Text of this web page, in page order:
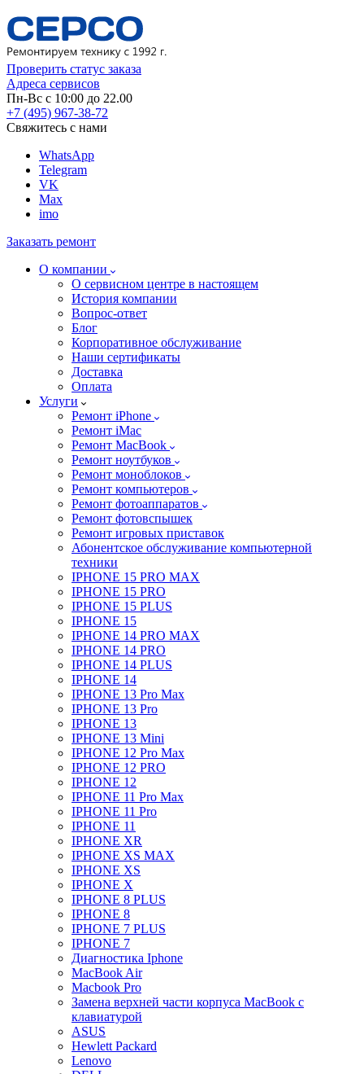
Проверить статус заказа
Адреса сервисов
Пн-Вс с 10:00 до 22.00
+7 (495) 967-38-72
Свяжитесь с нами
WhatsApp
Telegram
VK
Max
imo
Заказать ремонт
О компании
О сервисном центре в настоящем
История компании
Вопрос-ответ
Блог
Корпоративное обслуживание
Наши сертификаты
Доставка
Оплата
Услуги
Ремонт iPhone
Ремонт iMac
Ремонт MacBook
Ремонт ноутбуков
Ремонт моноблоков
Ремонт компьютеров
Ремонт фотоаппаратов
Ремонт фотовспышек
Ремонт игровых приставок
Абонентское обслуживание компьютерной
техники
IPHONE 15 PRO MAX
IPHONE 15 PRO
IPHONE 15 PLUS
IPHONE 15
IPHONE 14 PRO MAX
IPHONE 14 PRO
IPHONE 14 PLUS
IPHONE 14
IPHONE 13 Pro Max
IPHONE 13 Pro
IPHONE 13
IPHONE 13 Mini
IPHONE 12 Pro Max
IPHONE 12 PRO
IPHONE 12
IPHONE 11 Pro Max
IPHONE 11 Pro
IPHONE 11
IPHONE XR
IPHONE XS MAX
IPHONE XS
IPHONE X
IPHONE 8 PLUS
IPHONE 8
IPHONE 7 PLUS
IPHONE 7
Диагностика Iphone
MacBook Air
Macbook Pro
Замена верхней части корпуса MacBook с
клавиатурой
ASUS
Hewlett Packard
Lenovo